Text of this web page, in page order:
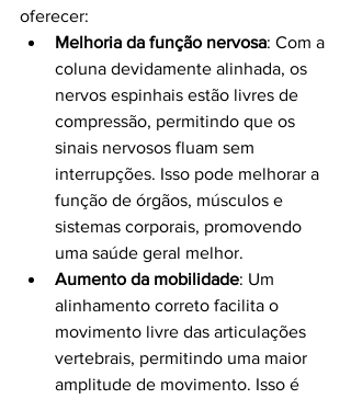
oferecer:
Melhoria da função nervosa: Com a
coluna devidamente alinhada, os
nervos espinhais estão livres de
compressão, permitindo que os
sinais nervosos fluam sem
interrupções. Isso pode melhorar a
função de órgãos, músculos e
sistemas corporais, promovendo
uma saúde geral melhor.
Aumento da mobilidade: Um
alinhamento correto facilita o
movimento livre das articulações
vertebrais, permitindo uma maior
amplitude de movimento. Isso é